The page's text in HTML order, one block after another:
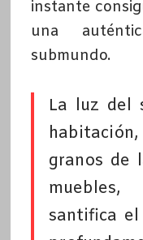
instante
una
submundo.
La luz del
granos de
santifica